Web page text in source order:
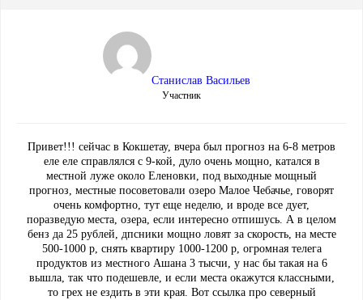
Станислав Васильев
Участник
Привет!!! сейчас в Кокшетау, вчера был прогноз на 6-8 метров
еле еле справлялся с 9-кой, дуло очень мощно, катался в
местной луже около Еленовки, под выходные мощный
прогноз, местные посоветовали озеро Малое Чебачье, говорят
очень комфортно, тут еще неделю, и вроде все дует,
поразведую места, озера, если интересно отпишусь. А в целом
бенз да 25 рублей, дпсники мощно ловят за скорость, на месте
500-1000 р, снять квартиру 1000-1200 р, огромная телега
продуктов из местного Ашана 3 тысчи, у нас бы такая на 6
вышла, так что подешевле, и если места окажутся классными,
то грех не ездить в эти края. Вот ссылка про северный